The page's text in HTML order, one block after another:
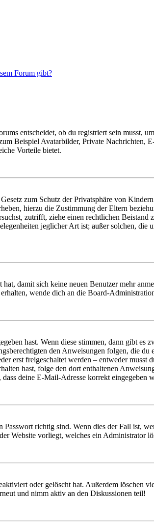
Forum gibt?
entscheidet, ob du registriert sein musst,
Beispiel Avatarbilder, Private Nachrichten,
Vorteile bietet.
zum Schutz der Privatsphäre von
hierzu die Zustimmung der Eltern
zutrifft, ziehe einen rechtlichen
jeglicher Art ist; außer solchen,
damit sich keine neuen Benutzer mehr
wende dich an die Board-
hast. Wenn diese stimmen, dann gibt es
den Anweisungen folgen, die
erst freigeschaltet werden – entweder musst
hast, folge den dort enthaltenen
deine E-Mail-Adresse korrekt eingegeben
richtig sind. Wenn dies der Fall ist,
Website vorliegt, welches ein Administrator
oder gelöscht hat. Außerdem löschen
und nimm aktiv an den Diskussionen teil!